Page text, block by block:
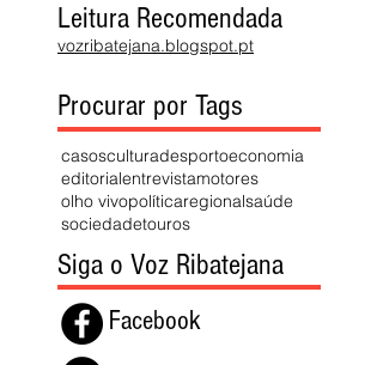
Leitura Recomendada
vozribatejana.blogspot.pt
Procurar por Tags
casosculturadesportoeconomia
editorialentrevistamotores
olho vivopolíticaregionalsaúde
sociedadetouros
Siga o Voz Ribatejana
Facebook